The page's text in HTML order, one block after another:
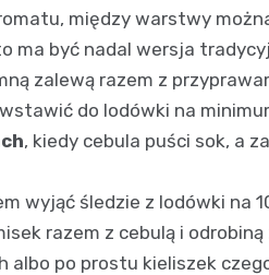
między warstwy
ma być nadal wersja
zalewą razem z
do lodówki na
, kiedy cebula puści sok, a
wyjąć śledzie z lodówki na
razem z cebulą i
albo po prostu kieliszek